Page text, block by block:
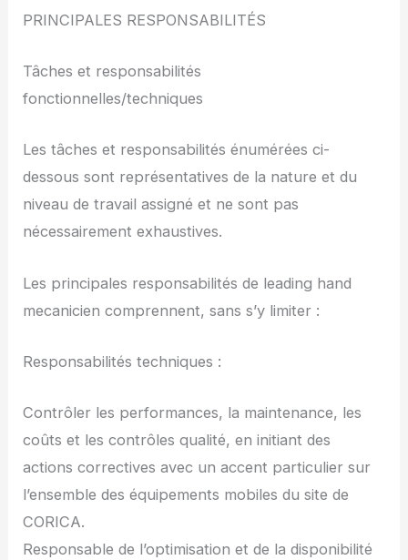
PRINCIPALES RESPONSABILITÉS
Tâches et responsabilités
fonctionnelles/techniques
Les tâches et responsabilités énumérées ci-
dessous sont représentatives de la nature et du
niveau de travail assigné et ne sont pas
nécessairement exhaustives.
Les principales responsabilités de leading hand
mecanicien comprennent, sans s’y limiter :
Responsabilités techniques :
Contrôler les performances, la maintenance, les
coûts et les contrôles qualité, en initiant des
actions correctives avec un accent particulier sur
l’ensemble des équipements mobiles du site de
CORICA.
Responsable de l’optimisation et de la disponibilité